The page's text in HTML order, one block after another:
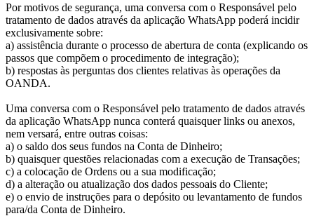
Por motivos de segurança, uma conversa com o Responsável pelo
tratamento de dados através da aplicação WhatsApp poderá incidir
exclusivamente sobre:
a) assistência durante o processo de abertura de conta (explicando os
passos que compõem o procedimento de integração);
b) respostas às perguntas dos clientes relativas às operações da
OANDA.
Uma conversa com o Responsável pelo tratamento de dados através
da aplicação WhatsApp nunca conterá quaisquer links ou anexos,
nem versará, entre outras coisas:
a) o saldo dos seus fundos na Conta de Dinheiro;
b) quaisquer questões relacionadas com a execução de Transações;
c) a colocação de Ordens ou a sua modificação;
d) a alteração ou atualização dos dados pessoais do Cliente;
e) o envio de instruções para o depósito ou levantamento de fundos
para/da Conta de Dinheiro.